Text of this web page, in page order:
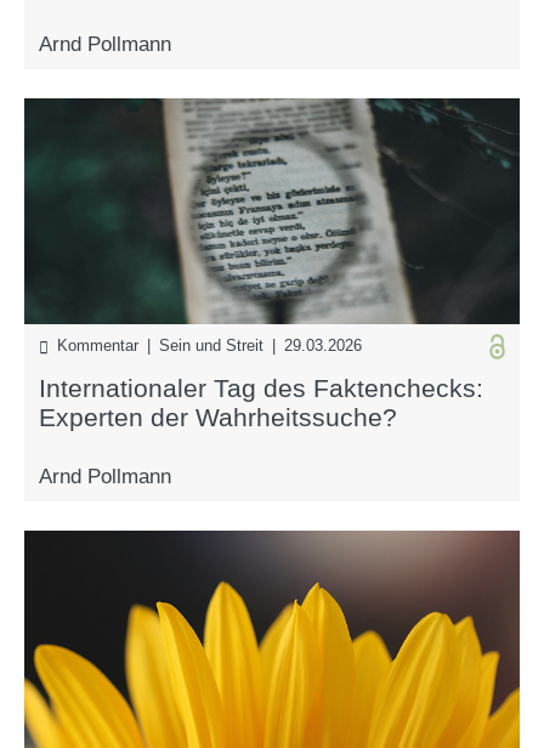
Arnd Pollmann
Kommentar | Sein und Streit | 29.03.2026
Internationaler Tag des Faktenchecks:
Experten der Wahrheitssuche?
Arnd Pollmann